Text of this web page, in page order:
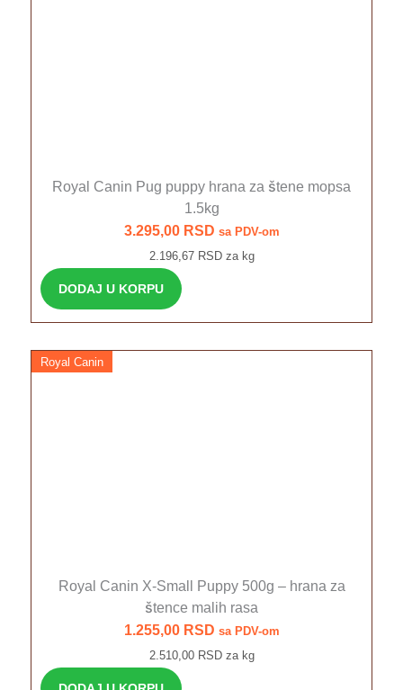
Royal Canin Pug puppy hrana za štene mopsa
1.5kg
3.295,00 RSD sa PDV-om
2.196,67 RSD za kg
DODAJ U KORPU
Royal Canin
Royal Canin X-Small Puppy 500g – hrana za
štence malih rasa
1.255,00 RSD sa PDV-om
2.510,00 RSD za kg